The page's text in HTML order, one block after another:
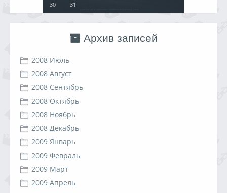
30 31
Архив записей
2008 Июль
2008 Август
2008 Сентябрь
2008 Октябрь
2008 Ноябрь
2008 Декабрь
2009 Январь
2009 Февраль
2009 Март
2009 Апрель